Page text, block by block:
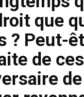
que
? Peut-
de